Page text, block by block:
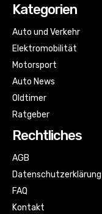
Kategorien
Auto und Verkehr
Elektromobilität
Motorsport
Auto News
Oldtimer
Ratgeber
Rechtliches
AGB
Datenschutzerklärung
FAQ
Kontakt